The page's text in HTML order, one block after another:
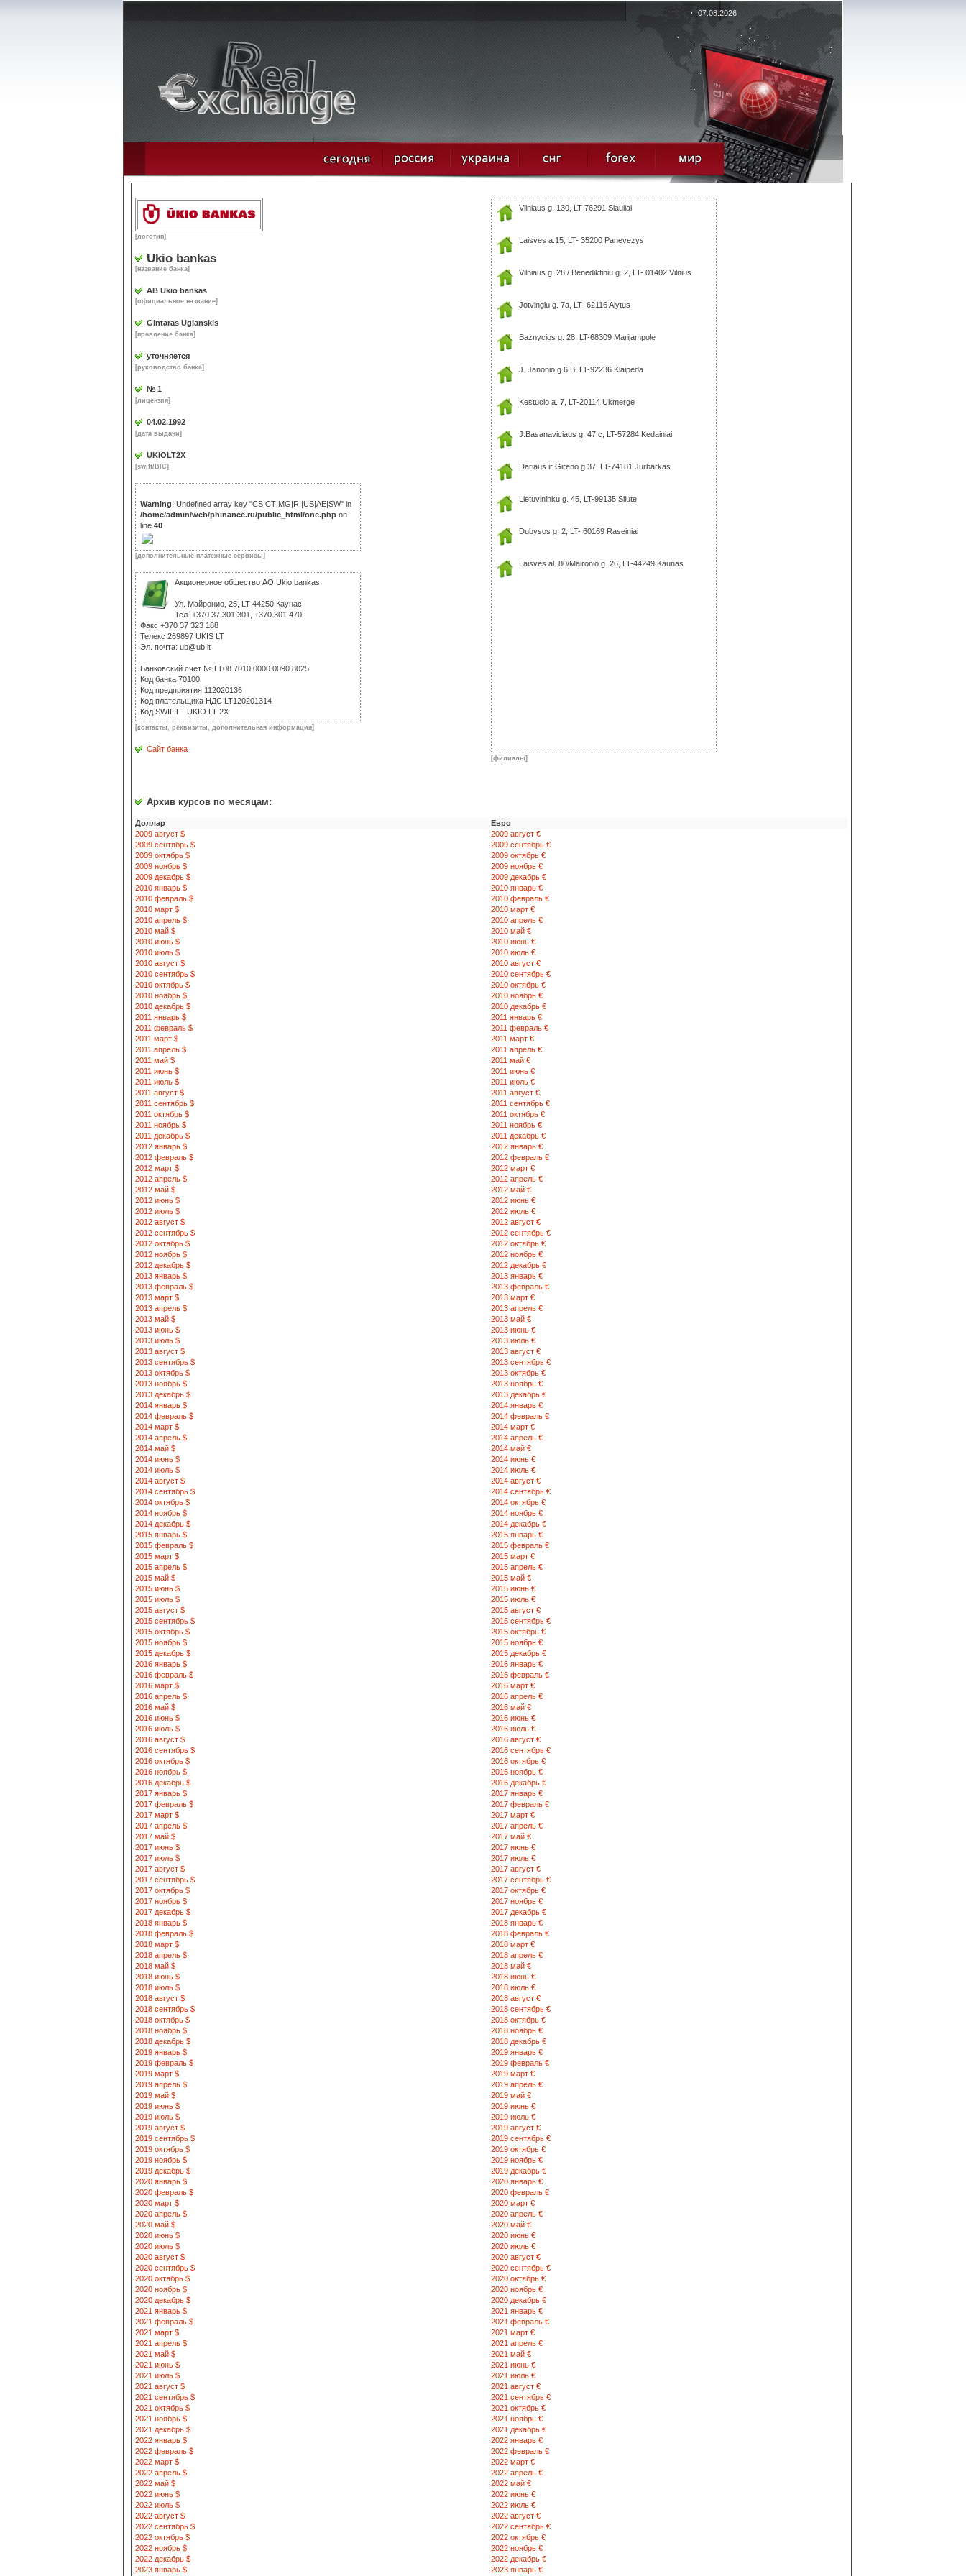
07.08.2026
[логотип]
Ukio bankas
[название банка]
AB Ukio bankas
[официальное название]
Gintaras Ugianskis
[правление банка]
уточняется
[руководство банка]
№ 1
[лицензия]
04.02.1992
[дата выдачи]
UKIOLT2X
[swift/BIC]
Warning: Undefined array key "CS|CT|MG|RI|US|AE|SW" in
/home/admin/web/phinance.ru/public_html/one.php on
line 40
[дополнительные платежные сервисы]
Акционерное общество АО Ukio bankas
Ул. Майронио, 25, LT-44250 Каунас
Тел. +370 37 301 301, +370 301 470
Факс +370 37 323 188
Телекс 269897 UKIS LT
Эл. почта: ub@ub.lt
Банковский счет № LT08 7010 0000 0090 8025
Код банка 70100
Код предприятия 112020136
Код плательщика НДС LT120201314
Код SWIFT - UKIO LT 2X
[контакты, реквизиты, дополнительная информация]
Сайт банка
Vilniaus g. 130, LT-76291 Siauliai
Laisves a.15, LT- 35200 Panevezys
Vilniaus g. 28 / Benediktiniu g. 2, LT- 01402 Vilnius
Jotvingiu g. 7a, LT- 62116 Alytus
Baznycios g. 28, LT-68309 Marijampole
J. Janonio g.6 B, LT-92236 Klaipeda
Kestucio a. 7, LT-20114 Ukmerge
J.Basanaviciaus g. 47 c, LT-57284 Kedainiai
Dariaus ir Gireno g.37, LT-74181 Jurbarkas
Lietuvininku g. 45, LT-99135 Silute
Dubysos g. 2, LT- 60169 Raseiniai
Laisves al. 80/Maironio g. 26, LT-44249 Kaunas
[филиалы]
Архив курсов по месяцам:
Доллар
Евро
2009 август $
2009 август €
2009 сентябрь $
2009 сентябрь €
2009 октябрь $
2009 октябрь €
2009 ноябрь $
2009 ноябрь €
2009 декабрь $
2009 декабрь €
2010 январь $
2010 январь €
2010 февраль $
2010 февраль €
2010 март $
2010 март €
2010 апрель $
2010 апрель €
2010 май $
2010 май €
2010 июнь $
2010 июнь €
2010 июль $
2010 июль €
2010 август $
2010 август €
2010 сентябрь $
2010 сентябрь €
2010 октябрь $
2010 октябрь €
2010 ноябрь $
2010 ноябрь €
2010 декабрь $
2010 декабрь €
2011 январь $
2011 январь €
2011 февраль $
2011 февраль €
2011 март $
2011 март €
2011 апрель $
2011 апрель €
2011 май $
2011 май €
2011 июнь $
2011 июнь €
2011 июль $
2011 июль €
2011 август $
2011 август €
2011 сентябрь $
2011 сентябрь €
2011 октябрь $
2011 октябрь €
2011 ноябрь $
2011 ноябрь €
2011 декабрь $
2011 декабрь €
2012 январь $
2012 январь €
2012 февраль $
2012 февраль €
2012 март $
2012 март €
2012 апрель $
2012 апрель €
2012 май $
2012 май €
2012 июнь $
2012 июнь €
2012 июль $
2012 июль €
2012 август $
2012 август €
2012 сентябрь $
2012 сентябрь €
2012 октябрь $
2012 октябрь €
2012 ноябрь $
2012 ноябрь €
2012 декабрь $
2012 декабрь €
2013 январь $
2013 январь €
2013 февраль $
2013 февраль €
2013 март $
2013 март €
2013 апрель $
2013 апрель €
2013 май $
2013 май €
2013 июнь $
2013 июнь €
2013 июль $
2013 июль €
2013 август $
2013 август €
2013 сентябрь $
2013 сентябрь €
2013 октябрь $
2013 октябрь €
2013 ноябрь $
2013 ноябрь €
2013 декабрь $
2013 декабрь €
2014 январь $
2014 январь €
2014 февраль $
2014 февраль €
2014 март $
2014 март €
2014 апрель $
2014 апрель €
2014 май $
2014 май €
2014 июнь $
2014 июнь €
2014 июль $
2014 июль €
2014 август $
2014 август €
2014 сентябрь $
2014 сентябрь €
2014 октябрь $
2014 октябрь €
2014 ноябрь $
2014 ноябрь €
2014 декабрь $
2014 декабрь €
2015 январь $
2015 январь €
2015 февраль $
2015 февраль €
2015 март $
2015 март €
2015 апрель $
2015 апрель €
2015 май $
2015 май €
2015 июнь $
2015 июнь €
2015 июль $
2015 июль €
2015 август $
2015 август €
2015 сентябрь $
2015 сентябрь €
2015 октябрь $
2015 октябрь €
2015 ноябрь $
2015 ноябрь €
2015 декабрь $
2015 декабрь €
2016 январь $
2016 январь €
2016 февраль $
2016 февраль €
2016 март $
2016 март €
2016 апрель $
2016 апрель €
2016 май $
2016 май €
2016 июнь $
2016 июнь €
2016 июль $
2016 июль €
2016 август $
2016 август €
2016 сентябрь $
2016 сентябрь €
2016 октябрь $
2016 октябрь €
2016 ноябрь $
2016 ноябрь €
2016 декабрь $
2016 декабрь €
2017 январь $
2017 январь €
2017 февраль $
2017 февраль €
2017 март $
2017 март €
2017 апрель $
2017 апрель €
2017 май $
2017 май €
2017 июнь $
2017 июнь €
2017 июль $
2017 июль €
2017 август $
2017 август €
2017 сентябрь $
2017 сентябрь €
2017 октябрь $
2017 октябрь €
2017 ноябрь $
2017 ноябрь €
2017 декабрь $
2017 декабрь €
2018 январь $
2018 январь €
2018 февраль $
2018 февраль €
2018 март $
2018 март €
2018 апрель $
2018 апрель €
2018 май $
2018 май €
2018 июнь $
2018 июнь €
2018 июль $
2018 июль €
2018 август $
2018 август €
2018 сентябрь $
2018 сентябрь €
2018 октябрь $
2018 октябрь €
2018 ноябрь $
2018 ноябрь €
2018 декабрь $
2018 декабрь €
2019 январь $
2019 январь €
2019 февраль $
2019 февраль €
2019 март $
2019 март €
2019 апрель $
2019 апрель €
2019 май $
2019 май €
2019 июнь $
2019 июнь €
2019 июль $
2019 июль €
2019 август $
2019 август €
2019 сентябрь $
2019 сентябрь €
2019 октябрь $
2019 октябрь €
2019 ноябрь $
2019 ноябрь €
2019 декабрь $
2019 декабрь €
2020 январь $
2020 январь €
2020 февраль $
2020 февраль €
2020 март $
2020 март €
2020 апрель $
2020 апрель €
2020 май $
2020 май €
2020 июнь $
2020 июнь €
2020 июль $
2020 июль €
2020 август $
2020 август €
2020 сентябрь $
2020 сентябрь €
2020 октябрь $
2020 октябрь €
2020 ноябрь $
2020 ноябрь €
2020 декабрь $
2020 декабрь €
2021 январь $
2021 январь €
2021 февраль $
2021 февраль €
2021 март $
2021 март €
2021 апрель $
2021 апрель €
2021 май $
2021 май €
2021 июнь $
2021 июнь €
2021 июль $
2021 июль €
2021 август $
2021 август €
2021 сентябрь $
2021 сентябрь €
2021 октябрь $
2021 октябрь €
2021 ноябрь $
2021 ноябрь €
2021 декабрь $
2021 декабрь €
2022 январь $
2022 январь €
2022 февраль $
2022 февраль €
2022 март $
2022 март €
2022 апрель $
2022 апрель €
2022 май $
2022 май €
2022 июнь $
2022 июнь €
2022 июль $
2022 июль €
2022 август $
2022 август €
2022 сентябрь $
2022 сентябрь €
2022 октябрь $
2022 октябрь €
2022 ноябрь $
2022 ноябрь €
2022 декабрь $
2022 декабрь €
2023 январь $
2023 январь €